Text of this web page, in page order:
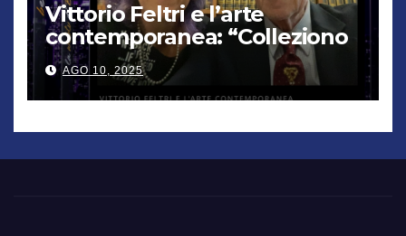
Vittorio Feltri e l’arte
contemporanea: “Colleziono
De Chirico. Cattelan? Un
genio”
AGO 10, 2025